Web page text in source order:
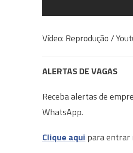
Vídeo: Reprodução /
ALERTAS DE VAGAS
Receba alertas de
WhatsApp.
Clique aqui para entrar